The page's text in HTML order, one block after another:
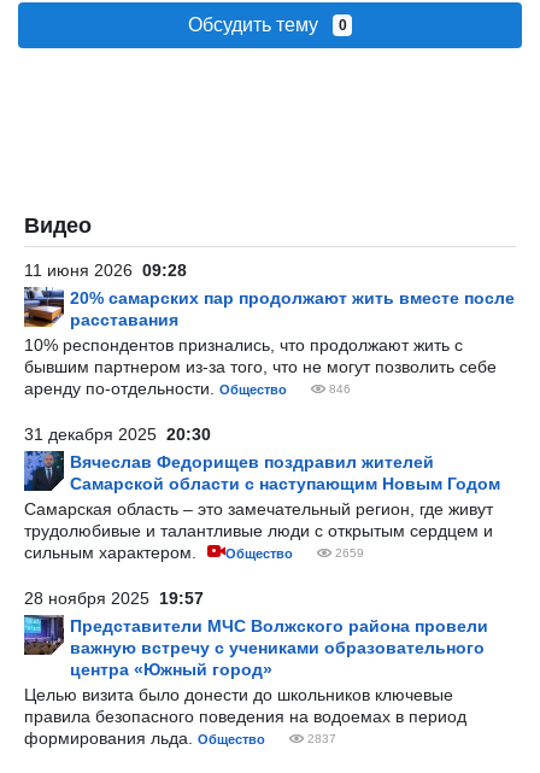
Обсудить тему 0
Видео
11 июня 2026 09:28
20% самарских пар продолжают жить вместе после
расставания
10% респондентов признались, что продолжают жить с
бывшим партнером из-за того, что не могут позволить себе
аренду по-отдельности.
Общество 846
31 декабря 2025 20:30
Вячеслав Федорищев поздравил жителей
Самарской области с наступающим Новым Годом
Самарская область – это замечательный регион, где живут
трудолюбивые и талантливые люди с открытым сердцем и
сильным характером.
Общество 2659
28 ноября 2025 19:57
Представители МЧС Волжского района провели
важную встречу с учениками образовательного
центра «Южный город»
Целью визита было донести до школьников ключевые
правила безопасного поведения на водоемах в период
формирования льда.
Общество 2837